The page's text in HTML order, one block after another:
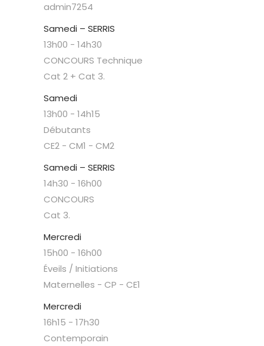
admin7254
Samedi – SERRIS
13h00 - 14h30
CONCOURS Technique
Cat 2 + Cat 3.
Samedi
13h00 - 14h15
Débutants
CE2 - CM1 - CM2
Samedi – SERRIS
14h30 - 16h00
CONCOURS
Cat 3.
Mercredi
15h00 - 16h00
Éveils / Initiations
Maternelles - CP - CE1
Mercredi
16h15 - 17h30
Contemporain